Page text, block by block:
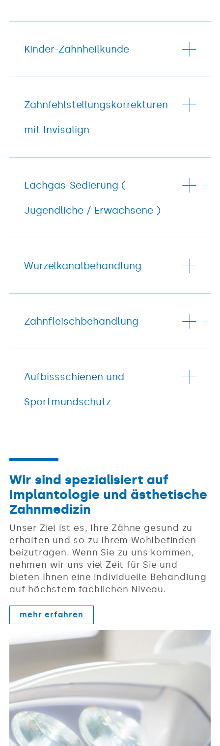
Kinder-Zahnheilkunde
Zahnfehlstellungskorrekturen
mit Invisalign
Lachgas-Sedierung (
Jugendliche / Erwachsene )
Wurzelkanalbehandlung
Zahnfleischbehandlung
Aufbissschienen und
Sportmundschutz
Wir sind spezialisiert auf
Implantologie und ästhetische
Zahnmedizin
Unser Ziel ist es, Ihre Zähne gesund zu
erhalten und so zu Ihrem Wohlbefinden
beizutragen. Wenn Sie zu uns kommen,
nehmen wir uns viel Zeit für Sie und
bieten Ihnen eine individuelle Behandlung
auf höchstem fachlichen Niveau.
mehr erfahren